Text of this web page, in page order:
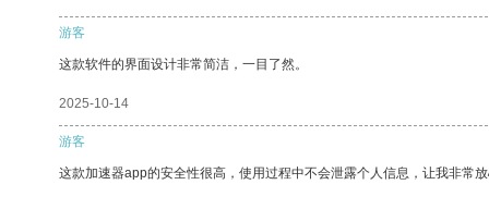
游客
这款软件的界面设计非常简洁，一目了然。
2025-10-14
游客
这款加速器app的安全性很高，使用过程中不会泄露个人信息，让我非常